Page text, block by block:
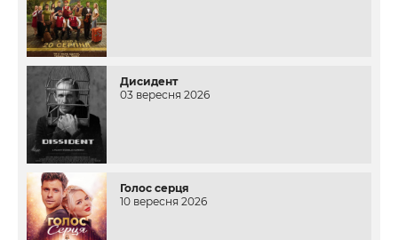
Дисидент
03 вересня 2026
Голос серця
10 вересня 2026